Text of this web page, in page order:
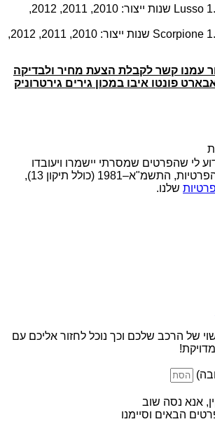
אבארט פונטו איבו 1.4 Lusso שנות ייצור: 2010, 2011, 2012,
אבארט פונטו איבו 1.4 Scorpione שנות ייצור: 2010, 2011, 2012,
עמנו קשר לקבלת הצעת מחיר ולבדיקה
פונטו איבו במכון גירים גירטרוניק
לי שהפרטים שמסרתי יישמרו ויעובדו
בהתאם לחוק הגנת הפרטיות, התשמ"א–1981 (כולל תיקון 13),
שלנו.
של הרכב שלכם וכך נוכל לחזור אליכם עם
אנא נסה שוב
הבאים וסיימנו